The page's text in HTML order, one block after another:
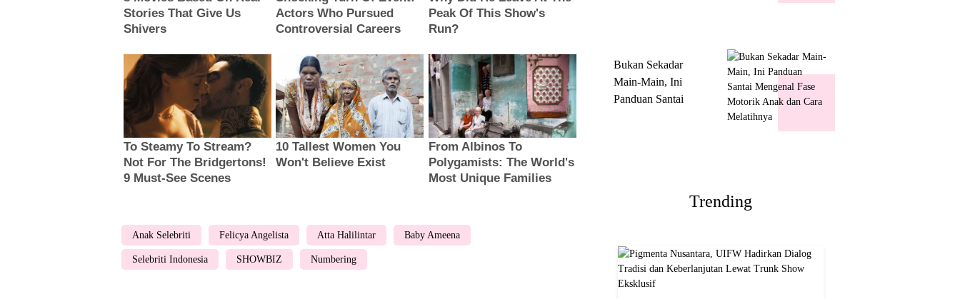
Anak Selebriti Felicya Angelista Atta Halilintar Baby Ameena
Selebriti Indonesia SHOWBIZ Numbering
Bukan Sekadar
Main-Main, Ini
Panduan Santai
Trending